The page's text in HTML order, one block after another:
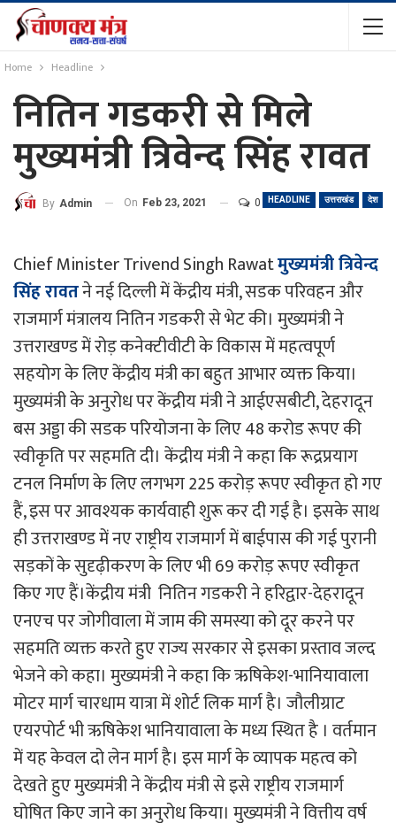
Home Headline
नितिन गडकरी से मिले
मुख्यमंत्री त्रिवेन्द सिंह रावत
HEADLINE उत्तराखंड देश
By Admin On Feb 23, 2021 0
Chief Minister Trivend Singh Rawatमुख्यमंत्री त्रिवेन्द
सिंह रावतने नई दिल्ली में केंद्रीय मंत्री, सडक परिवहन और
राजमार्ग मंत्रालय नितिन गडकरी से भेट की। मुख्यमंत्री ने
उत्तराखण्ड में रोड़ कनेक्टीवीटी के विकास में महत्वपूर्ण
सहयोग के लिए केंद्रीय मंत्री का बहुत आभार व्यक्त किया।
मुख्यमंत्री के अनुरोध पर केंद्रीय मंत्री ने आईएसबीटी, देहरादून
बस अड्डा की सडक परियोजना के लिए 48 करोड रूपए की
स्वीकृति पर सहमति दी। केंद्रीय मंत्री ने कहा कि रूद्रप्रयाग
टनल निर्माण के लिए लगभग 225 करोड़ रूपए स्वीकृत हो गए
हैं, इस पर आवश्यक कार्यवाही शुरू कर दी गई है। इसके साथ
ही उत्तराखण्ड में नए राष्ट्रीय राजमार्ग में बाईपास की गई पुरानी
सड़कों के सुदृढ़ीकरण के लिए भी 69 करोड़ रूपए स्वीकृत
किए गए हैं।केंद्रीय मंत्री नितिन गडकरी ने हरिद्वार-देहरादून
एनएच पर जोगीवाला में जाम की समस्या को दूर करने पर
सहमति व्यक्त करते हुए राज्य सरकार से इसका प्रस्ताव जल्द
भेजने को कहा। मुख्यमंत्री ने कहा कि ऋषिकेश-भानियावाला
मोटर मार्ग चारधाम यात्रा में शोर्ट लिक मार्ग है। जौलीग्राट
एयरपोर्ट भी ऋषिकेश भानियावाला के मध्य स्थित है । वर्तमान
में यह केवल दो लेन मार्ग है। इस मार्ग के व्यापक महत्व को
देखते हुए मुख्यमंत्री ने केंद्रीय मंत्री से इसे राष्ट्रीय राजमार्ग
घोषित किए जाने का अनुरोध किया। मुख्यमंत्री ने वित्तीय वर्ष